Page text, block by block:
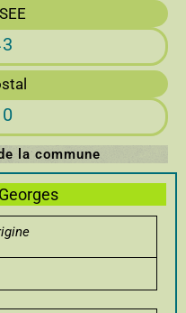
la commune